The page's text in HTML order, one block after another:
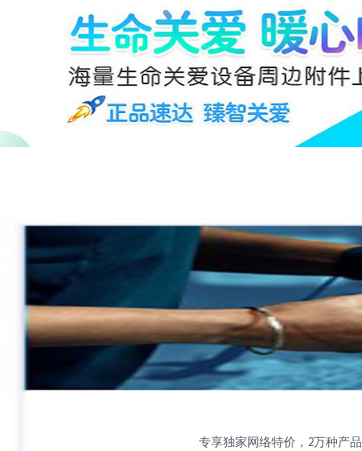
专享独家网络特价，2万种产